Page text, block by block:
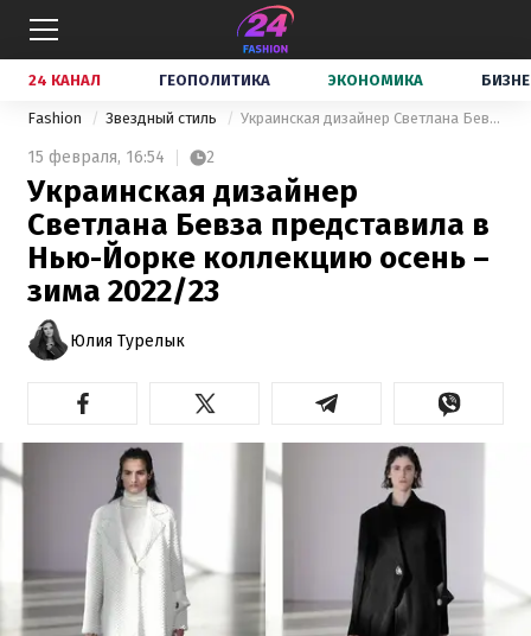
24 КАНАЛ ГЕОПОЛИТИКА ЭКОНОМИКА
Fashion Звездный стиль Украинская дизайнер Светлана Бевза представила в Нью-Йорке коллекцию осень – зима 2022/23
15 февраля, 16:54 2
Украинская дизайнер
Светлана Бевза представила в
Нью-Йорке коллекцию осень –
зима 2022/23
Юлия Турелык